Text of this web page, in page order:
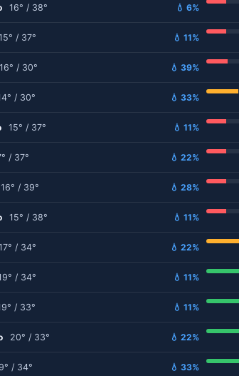
16° / 38° 💧 6%
/ 37° 💧 11%
16° / 30° 💧 39%
/ 30° 💧 33%
15° / 37° 💧 11%
/ 37° 💧 22%
16° / 39° 💧 28%
15° / 38° 💧 11%
/ 34° 💧 22%
/ 34° 💧 11%
/ 33° 💧 11%
20° / 33° 💧 22%
/ 34° 💧 33%